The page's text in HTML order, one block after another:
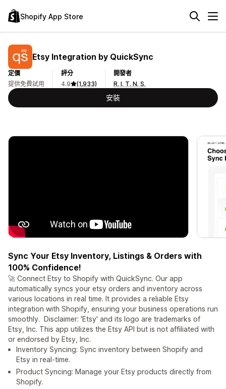
Shopify App Store
Etsy Integration by QuickSync
定價
提供免費試用
評分
4.9
(1,933)
開發者
R. I. T. N. S.
安裝
Sync Your Etsy Inventory, Listings & Orders with
100% Confidence!
🚀 Connect Etsy to Shopify with QuickSync. Our app
automatically syncs your etsy orders and inventory across
various locations in real time. It provides a reliable Etsy
integration with Shopify, ensuring your business operations run
smoothly. Disclaimer: 'Etsy' and its logo are trademarks of
Etsy, Inc. This app utilizes the Etsy API but is not affiliated with
or endorsed by Etsy, Inc.
Inventory Syncing: Sync inventory between Shopify and
Etsy in real-time.
Product Syncing: Manage your Etsy products directly from
Shopify.